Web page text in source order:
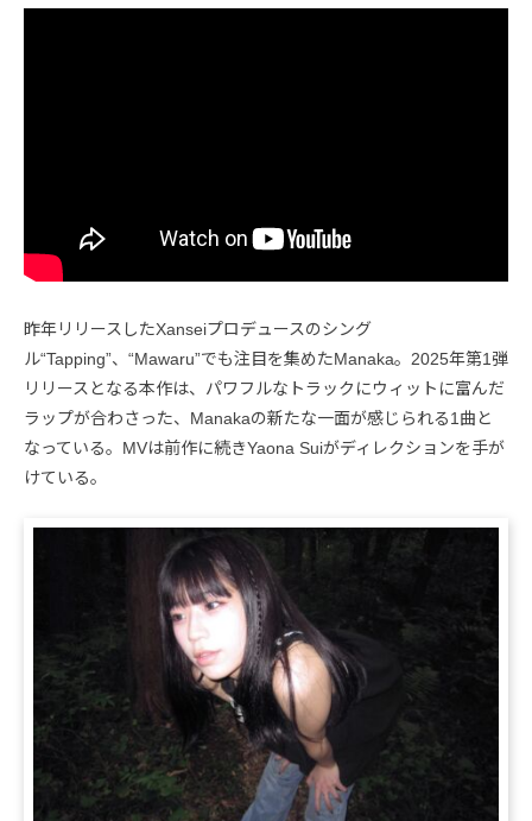
昨年リリースしたXanseiプロデュースのシング
ル“Tapping”、“Mawaru”でも注目を集めたManaka。2025年第1弾
リリースとなる本作は、パワフルなトラックにウィットに富んだ
ラップが合わさった、Manakaの新たな一面が感じられる1曲と
なっている。MVは前作に続きYaona Suiがディレクションを手が
けている。